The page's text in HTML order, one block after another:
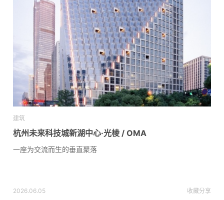
建筑
杭州未来科技城新湖中心·光棱 / OMA
一座为交流而生的垂直聚落
2026.06.05 收藏分享